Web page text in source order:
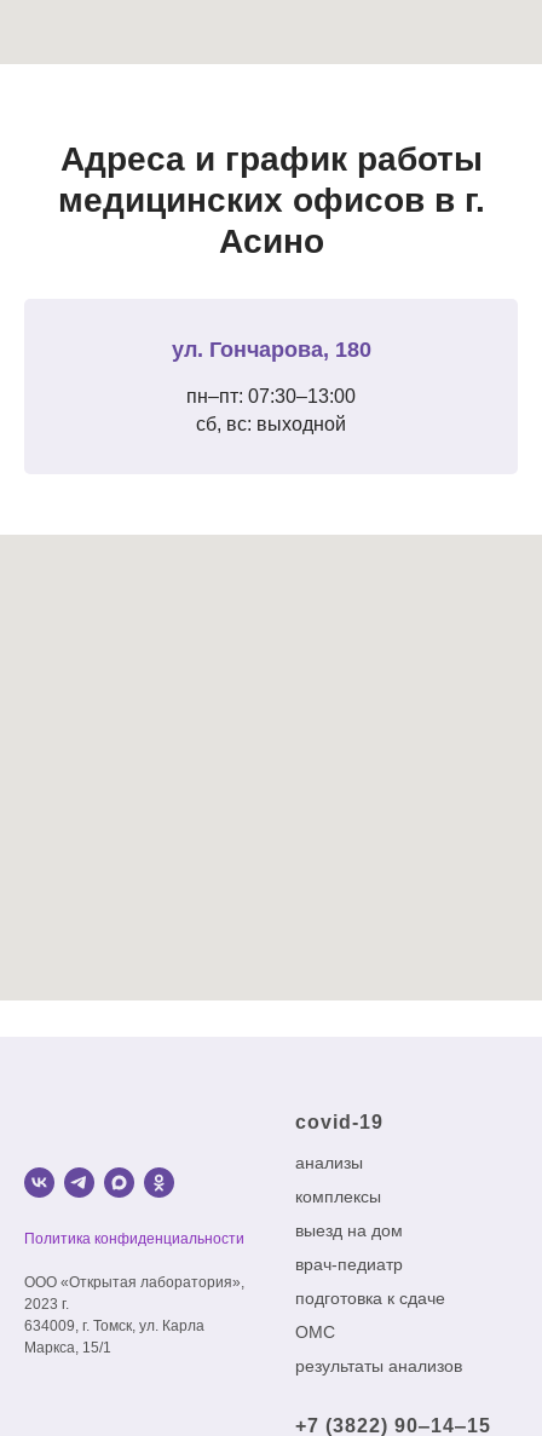
Адреса и график работы
медицинских офисов в г.
Асино
ул. Гончарова, 180
пн–пт: 07:30–13:00
сб, вс: выходной
Политика конфиденциальности
ООО «Открытая лаборатория»,
2023 г.
634009, г. Томск, ул. Карла
Маркса, 15/1
covid-19
анализы
комплексы
выезд на дом
врач-педиатр
подготовка к сдаче
ОМС
результаты анализов
+7 (3822) 90‒14‒15